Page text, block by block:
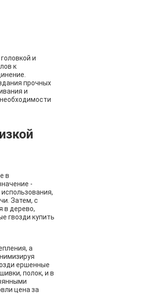
и
к
прочных
и
в
-
Затем, с
в дерево,
гвозди купить
а
ершенные
полок, и в
цена за
телефон
соглашаюсь
политикой конфиденциальности
телефон
соглашаюсь
политикой конфиденциальности